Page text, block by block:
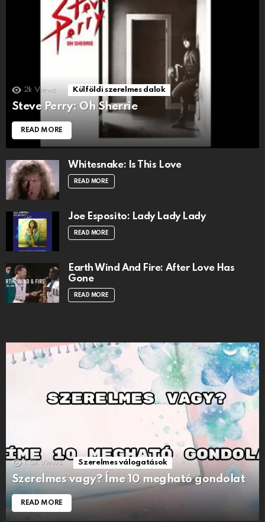
2k Views Külföldi szerelmes dalok
Steve Perry: Oh Sherrie
READ MORE
Whitesnake: Is This Love
READ MORE
Joe Esposito: Lady Lady Lady
READ MORE
Earth Wind And Fire: After Love Has
Gone
READ MORE
1.5k Views Szerelmes válogatások
Szerelmes vagy? Íme 10 megható gondolat
READ MORE